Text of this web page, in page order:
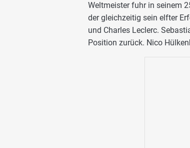
Weltmeister fuhr in seinem
der gleichzeitig sein elfter
und Charles Leclerc.
Position zurück. Nico